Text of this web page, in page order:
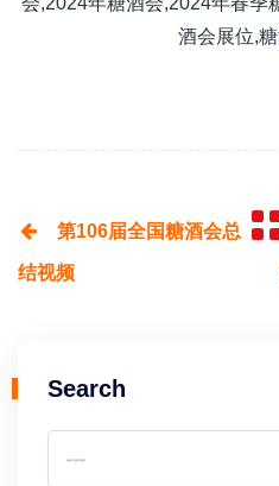
第106届全国糖酒会总
结视频
Search